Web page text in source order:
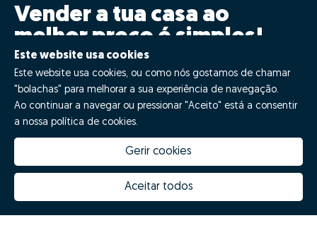
Vender a tua casa ao
melhor preço é simples!
Clica GO!
Quero fazer GO!
Este website usa cookies
Este website usa cookies, ou como nós gostamos de chamar
"bolachas" para melhorar a sua experiência de navegação.
Ao continuar a navegar ou pressionar "Aceito" está a consentir
a nossa política de cookies.
Gerir cookies
Aceitar todos